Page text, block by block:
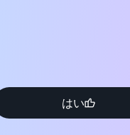
はい